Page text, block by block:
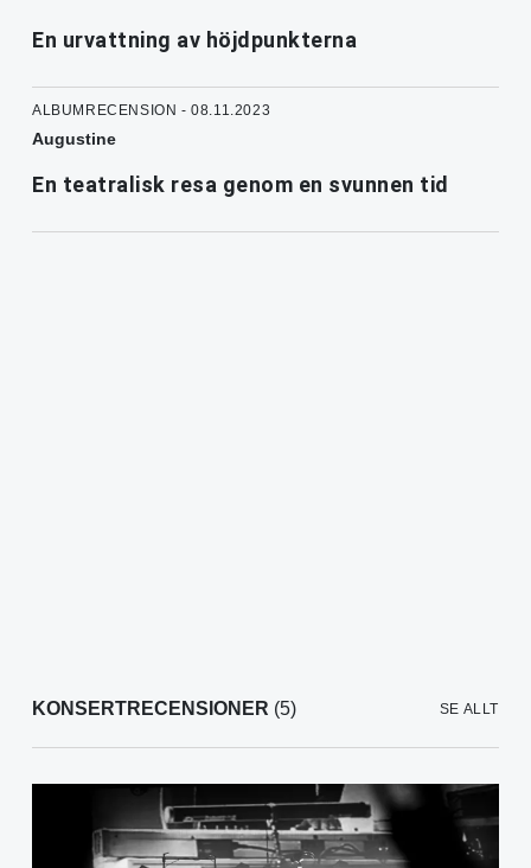
En urvattning av höjdpunkterna
ALBUMRECENSION - 08.11.2023
Augustine
En teatralisk resa genom en svunnen tid
KONSERTRECENSIONER (5) SE ALLT